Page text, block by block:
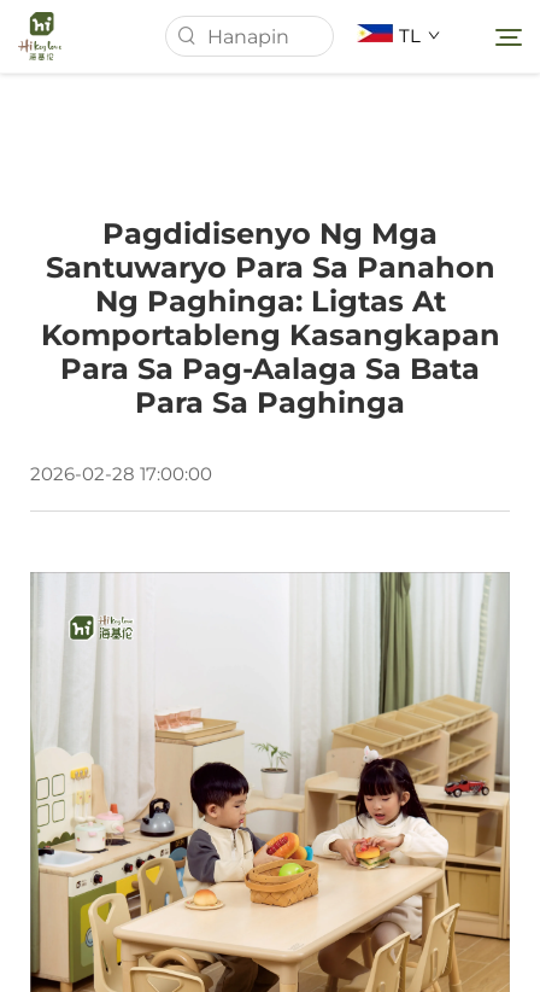
TL
Tungkol Sa Amin
Mga Produkto
Mga Balita
Pagdidisenyo Ng Mga
Santuwaryo Para Sa Panahon
Ng Paghinga: Ligtas At
Komportableng Kasangkapan
Para Sa Pag-Aalaga Sa Bata
Para Sa Paghinga
2026-02-28 17:00:00